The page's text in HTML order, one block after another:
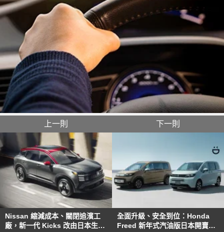
上一則
Nissan 縮減成本、關閉追濱工
廠，新一代 Kicks 改由日本生
下一則
全面升級、安全到位：Honda
Freed 新年式汽油版日本開賣，